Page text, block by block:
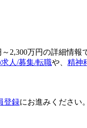
2,300万円の詳細情報
人/募集/転職や、 精神
登録にお進みください。